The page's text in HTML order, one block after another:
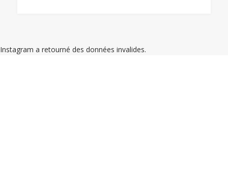
Instagram a retourné des données invalides.